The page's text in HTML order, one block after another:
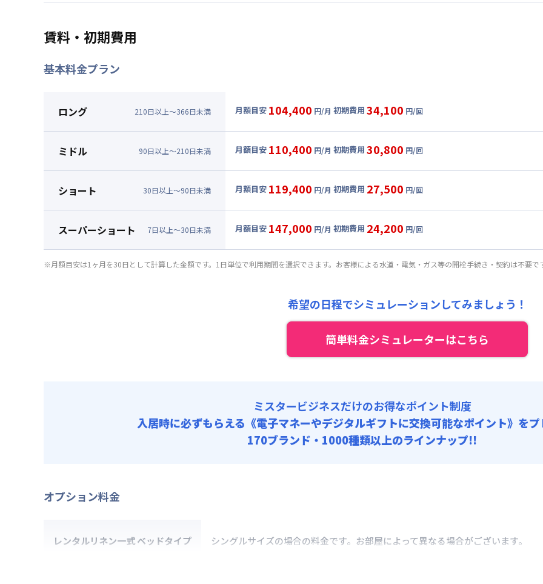
賃料・初期費用
基本料金プラン
ロング 210日以上～366日未満 月額目安 104,400 円/月 初期費用 34,100 円/回
63,000円/月 (2,100円/日)
光熱費他 : 24,000円/月 (800円/日) (税抜)
清掃料他 : 21,000円/回 (税抜)
その他費用 :
初期費用
事務手数料 : 10,000円/回 (税抜)
ミドル 90日以上～210日未満 月額目安 110,400 円/月 初期費用 30,800 円/回
69,000円/月 (2,300円/日)
光熱費他 : 24,000円/月 (800円/日) (税抜)
清掃料他 : 18,000円/回 (税抜)
その他費用 :
管理費: 15,000円/月 (500円/日)
ショート 30日以上～90日未満 月額目安 119,400 円/月 初期費用 27,500 円/回
78,000円/月 (2,600円/日)
光熱費他 : 24,000円/月 (800円/日) (税抜)
清掃料他 : 15,000円/回 (税抜)
15,000円/月 (500円/日)
事務手数料 : 10,000円/回 (税抜)
スーパーショート 7日以上～30日未満 月額目安 147,000 円/月 初期費用 24,200 円/回
月額賃料目安(30日利用)
12,000円/回 (税抜)
15,000円/月 (500円/日)
※月額目安は1ヶ月を30日として計算した金額です。1日単位で利用期間を選択できます。お客様による水道・電気・ガス等の開栓手続き・契約は不要で
希望の日程でシミュレーションしてみましょう！
簡単料金シミュレーターはこちら
ミスタービジネスだけのお得なポイント制度
入居時に必ずもらえる 《電子マネーやデジタルギフトに交換可能なポイント》を
170ブランド・1000種類以上のラインナップ!!
オプション料金
レンタルリネン一式 ベッドタイプ シングルサイズの場合の料金です。お部屋によって異なる場合がございます。